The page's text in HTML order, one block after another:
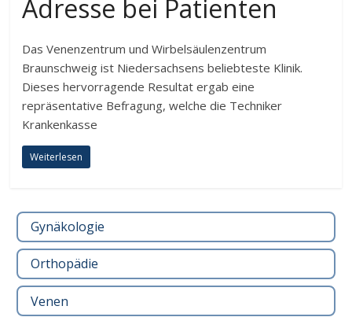
Adresse bei Patienten
Das Venenzentrum und Wirbelsäulenzentrum
Braunschweig ist Niedersachsens beliebteste Klinik.
Dieses hervorragende Resultat ergab eine
repräsentative Befragung, welche die Techniker
Krankenkasse
Weiterlesen
Gynäkologie
Orthopädie
Venen